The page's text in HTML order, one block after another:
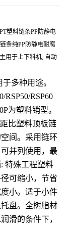
塑料链条PP防静电
条纯PP防静电耐腐
用于上下料机, 自动
多种用途。
RSP50/RSP60
为塑料销型。
比塑料顶板链
间。采用链环
并列使用，最
特殊工程塑料
可缩小，节省
小。适于小件
盘。全树脂材
滑的条件下，